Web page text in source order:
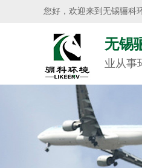
您好，欢迎来到无锡骊科
无锡
业从事